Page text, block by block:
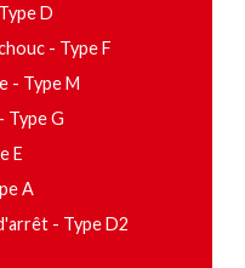
D
- Type F
- Type M
Type G
E
A
- Type D2